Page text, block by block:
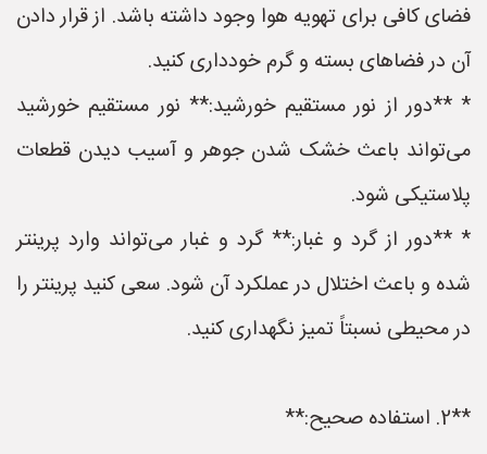
فضای کافی برای تهویه هوا وجود داشته باشد. از قرار دادن
آن در فضاهای بسته و گرم خودداری کنید.
* **دور از نور مستقیم خورشید:** نور مستقیم خورشید
می‌تواند باعث خشک شدن جوهر و آسیب دیدن قطعات
پلاستیکی شود.
* **دور از گرد و غبار:** گرد و غبار می‌تواند وارد پرینتر
شده و باعث اختلال در عملکرد آن شود. سعی کنید پرینتر را
در محیطی نسبتاً تمیز نگهداری کنید.
**2. استفاده صحیح:**